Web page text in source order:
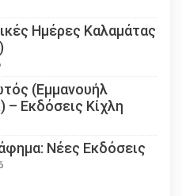
Ημέρες Καλαμάτας
(Εμμανουήλ
– Εκδόσεις Κίχλη
Νέες Εκδόσεις